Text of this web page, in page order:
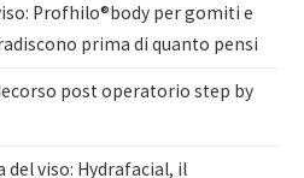
Profhilo®body per gomiti e
prima di quanto pensi
post operatorio step by
viso: Hydrafacial, il